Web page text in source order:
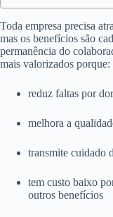
Toda empresa precisa
mas os benefícios são
permanência do
mais valorizados porque:
reduz faltas por
melhora a
transmite cuidado
tem custo baixo
outros benefícios